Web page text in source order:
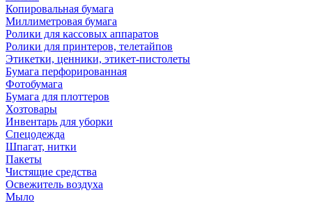
Копировальная бумага
Миллиметровая бумага
Ролики для кассовых аппаратов
Ролики для принтеров, телетайпов
Этикетки, ценники, этикет-пистолеты
Бумага перфорированная
Фотобумага
Бумага для плоттеров
Хозтовары
Инвентарь для уборки
Спецодежда
Шпагат, нитки
Пакеты
Чистящие средства
Освежитель воздуха
Мыло